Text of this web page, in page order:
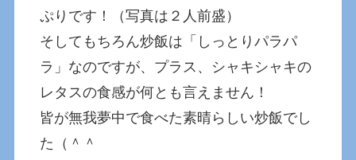
ぷりです！（写真は２人前盛）
そしてもちろん炒飯は「しっとりパラパ
ラ」なのですが、プラス、シャキシャキの
レタスの食感が何とも言えません！
皆が無我夢中で食べた素晴らしい炒飯でし
た（＾＾